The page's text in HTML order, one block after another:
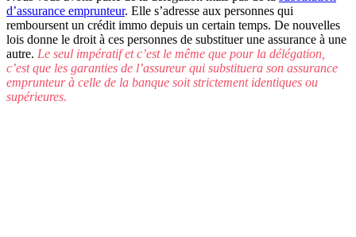
d’assurance emprunteur. Elle s’adresse aux personnes qui
remboursent un crédit immo depuis un certain temps. De nouvelles
lois donne le droit à ces personnes de substituer une assurance à une
autre. Le seul impératif et c’est le même que pour la délégation,
c’est que les garanties de l’assureur qui substituera son assurance
emprunteur à celle de la banque soit strictement identiques ou
supérieures.